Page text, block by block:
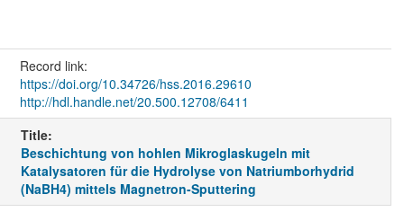
Record link:
https://doi.org/10.34726/hss.2016.29610
http://hdl.handle.net/20.500.12708/6411
Title:
Beschichtung von hohlen Mikroglaskugeln mit
Katalysatoren für die Hydrolyse von Natriumborhydrid
(NaBH4) mittels Magnetron-Sputtering